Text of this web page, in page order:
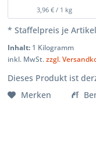
3,96 € / 1 kg
* Staffelpreis je Artikel
Inhalt: 1 Kilogramm
inkl. MwSt.zzgl.
Dieses Produkt ist
Merken